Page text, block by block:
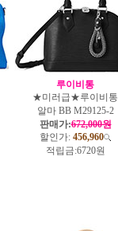
루이비통
★미러급★루이비통
알마 BB M29125-2
판매가:672,000원
할인가: 456,960
적립금:6720원